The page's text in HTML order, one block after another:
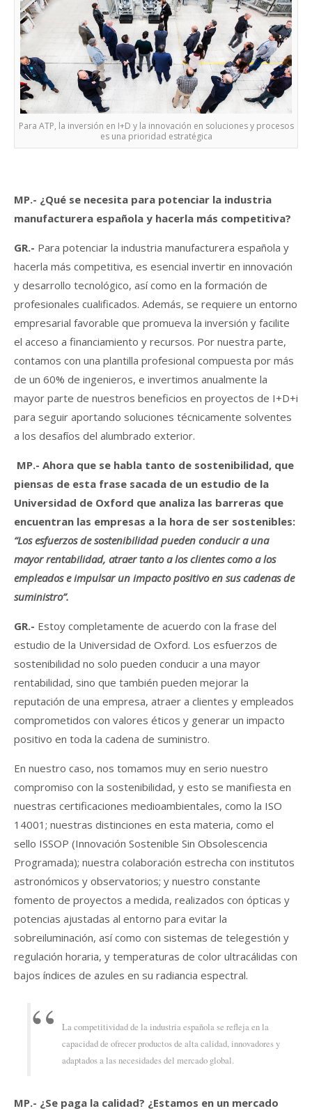
Para ATP, la inversión en I+D y la innovación en soluciones y procesos
es una prioridad estratégica
MP.- ¿Qué se necesita para potenciar la industria
manufacturera española y hacerla más competitiva?
GR.- Para potenciar la industria manufacturera española y
hacerla más competitiva, es esencial invertir en innovación
y desarrollo tecnológico, así como en la formación de
profesionales cualificados. Además, se requiere un entorno
empresarial favorable que promueva la inversión y facilite
el acceso a financiamiento y recursos. Por nuestra parte,
contamos con una plantilla profesional compuesta por más
de un 60% de ingenieros, e invertimos anualmente la
mayor parte de nuestros beneficios en proyectos de I+D+i
para seguir aportando soluciones técnicamente solventes
a los desafíos del alumbrado exterior.
MP.- Ahora que se habla tanto de sostenibilidad, que
piensas de esta frase sacada de un estudio de la
Universidad de Oxford que analiza las barreras que
encuentran las empresas a la hora de ser sostenibles:
“Los esfuerzos de sostenibilidad pueden conducir a una
mayor rentabilidad, atraer tanto a los clientes como a los
empleados e impulsar un impacto positivo en sus cadenas de
suministro”.
GR.- Estoy completamente de acuerdo con la frase del
estudio de la Universidad de Oxford. Los esfuerzos de
sostenibilidad no solo pueden conducir a una mayor
rentabilidad, sino que también pueden mejorar la
reputación de una empresa, atraer a clientes y empleados
comprometidos con valores éticos y generar un impacto
positivo en toda la cadena de suministro.
En nuestro caso, nos tomamos muy en serio nuestro
compromiso con la sostenibilidad, y esto se manifiesta en
nuestras certificaciones medioambientales, como la ISO
14001; nuestras distinciones en esta materia, como el
sello ISSOP (Innovación Sostenible Sin Obsolescencia
Programada); nuestra colaboración estrecha con institutos
astronómicos y observatorios; y nuestro constante
fomento de proyectos a medida, realizados con ópticas y
potencias ajustadas al entorno para evitar la
sobreiluminación, así como con sistemas de telegestión y
regulación horaria, y temperaturas de color ultracálidas con
bajos índices de azules en su radiancia espectral.
La competitividad de la industria española se refleja en la
capacidad de ofrecer productos de alta calidad, innovadores y
adaptados a las necesidades del mercado global.
MP.- ¿Se paga la calidad? ¿Estamos en un mercado